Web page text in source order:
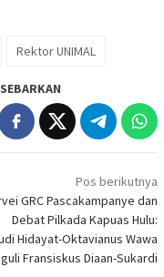
Rektor UNIMAL
SEBARKAN
Pos berikutnya
GRC Pascakampanye dan
Debat Pilkada Kapuas Hulu:
Hidayat-Oktavianus Wawa
Fransiskus Diaan-Sukardi